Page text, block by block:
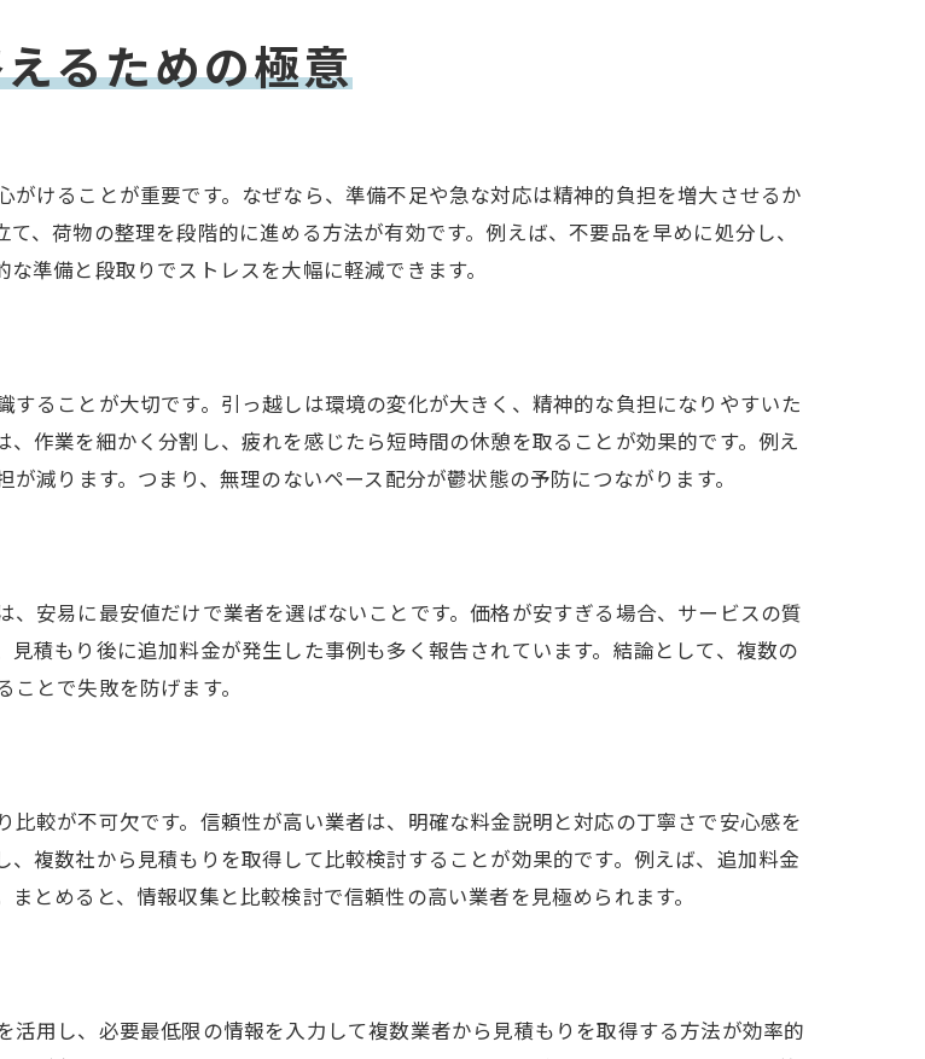
用の見落としやすい項目を解説
越し成功の秘訣とは
っ越しを一気に終わらせるコツ
積もりサイト活用のタイミング
者選びで時短を実現する方法
功のために押さえるべき要点
をスムーズに踏み出す方法
で押さえておきたいポイント
で快適に過ごすための工夫
の生活費管理と節約術
るための極意
けることが重要です。なぜなら、準備不足や急な対応は精神的負担を増大させるか
、荷物の整理を段階的に進める方法が有効です。例えば、不要品を早めに処分し、
準備と段取りでストレスを大幅に軽減できます。
ることが大切です。引っ越しは環境の変化が大きく、精神的な負担になりやすいた
作業を細かく分割し、疲れを感じたら短時間の休憩を取ることが効果的です。例え
減ります。つまり、無理のないペース配分が鬱状態の予防につながります。
安易に最安値だけで業者を選ばないことです。価格が安すぎる場合、サービスの質
積もり後に追加料金が発生した事例も多く報告されています。結論として、複数の
とで失敗を防げます。
較が不可欠です。信頼性が高い業者は、明確な料金説明と対応の丁寧さで安心感を
複数社から見積もりを取得して比較検討することが効果的です。例えば、追加料金
とめると、情報収集と比較検討で信頼性の高い業者を見極められます。
用し、必要最低限の情報を入力して複数業者から見積もりを取得する方法が効率的